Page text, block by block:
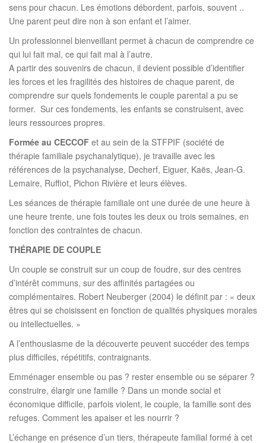
sens pour chacun. Les émotions débordent, parfois, souvent ..
Une parent peut dire non à son enfant et l’aimer.
Un professionnel bienveillant permet à chacun de comprendre ce
qui lui fait mal, ce qui fait mal à l’autre.
A partir des souvenirs de chacun, il devient possible d’identifier
les forces et les fragilités des histoires de chaque parent, de
comprendre sur quels fondements le couple parental a pu se
former. Sur ces fondements, les enfants se construisent, avec
leurs ressources propres.
Formée au CECCOF et au sein de la STFPIF (société de
thérapie familiale psychanalytique), je travaille avec les
références de la psychanalyse, Decherf, Eiguer, Kaës, Jean-G.
Lemaire, Ruffiot, Pichon Rivière et leurs élèves.
Les séances de thérapie familiale ont une durée de une heure à
une heure trente, une fois toutes les deux ou trois semaines, en
fonction des contraintes de chacun.
THÉRAPIE DE COUPLE
Un couple se construit sur un coup de foudre, sur des centres
d’intérêt communs, sur des affinités partagées ou
complémentaires. Robert Neuberger (2004) le définit par : « deux
êtres qui se choisissent en fonction de qualités physiques morales
ou intellectuelles. »
A l’enthousiasme de la découverte peuvent succéder des temps
plus difficiles, répétitifs, contraignants.
Emménager ensemble ou pas ? rester ensemble ou se séparer ?
construire, élargir une famille ? Dans un monde social et
économique difficile, parfois violent, le couple, la famille sont des
refuges. Comment les apaiser et les nourrir ?
L’échange en présence d’un tiers, thérapeute familial formé à cet